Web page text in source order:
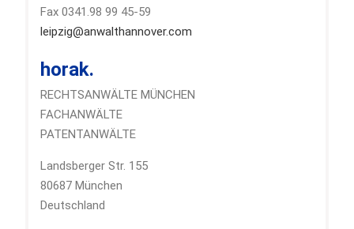
Fax 0341.98 99 45-59
leipzig@anwalthannover.com
horak.
RECHTSANWÄLTE MÜNCHEN
FACHANWÄLTE
PATENTANWÄLTE
Landsberger Str. 155
80687 München
Deutschland